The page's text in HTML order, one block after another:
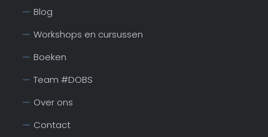
Blog
Workshops en cursussen
Boeken
Team #DOBS
Over ons
Contact